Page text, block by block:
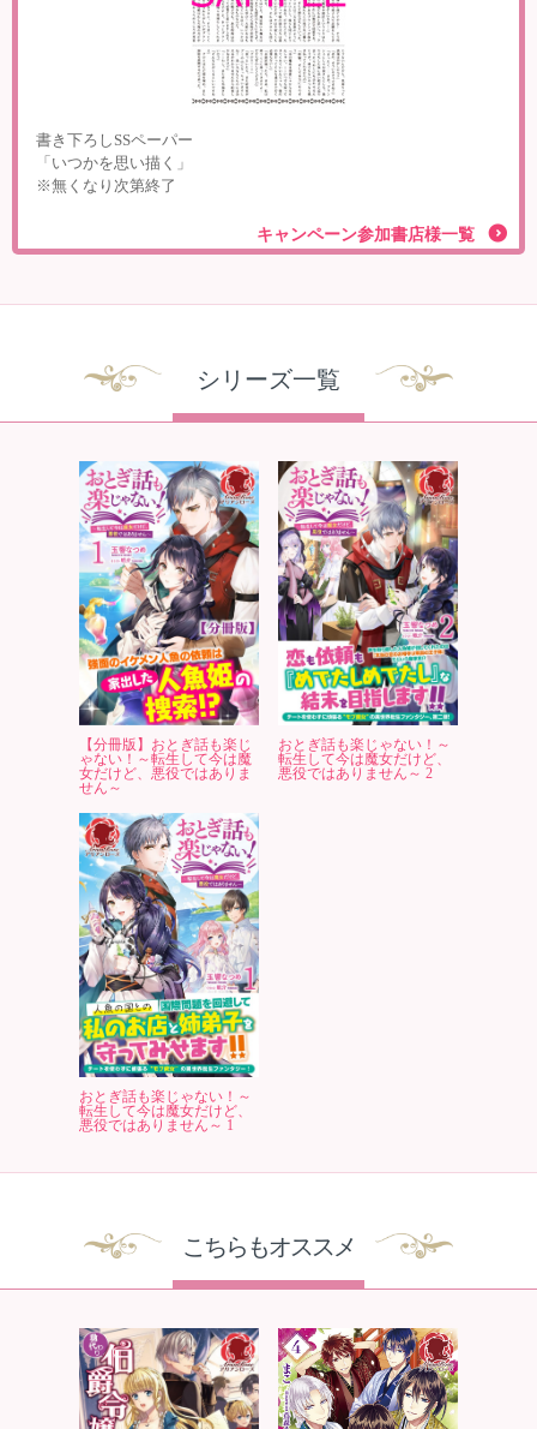
書き下ろしSSペーパー
「いつかを思い描く」
※無くなり次第終了
キャンペーン参加書店様一覧
シリーズ一覧
【分冊版】おとぎ話も楽じ
ゃない！～転生して今は魔
女だけど、悪役ではありま
せん～
おとぎ話も楽じゃない！～
転生して今は魔女だけど、
悪役ではありません～ 2
おとぎ話も楽じゃない！～
転生して今は魔女だけど、
悪役ではありません～ 1
こちらもオススメ